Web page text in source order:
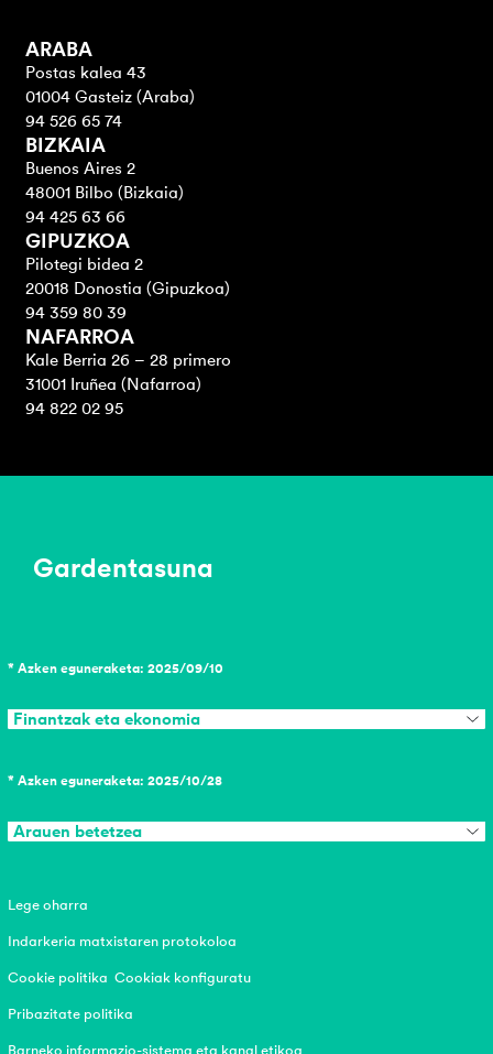
ARABA
Postas kalea 43
01004 Gasteiz (Araba)
94 526 65 74
BIZKAIA
Buenos Aires 2
48001 Bilbo (Bizkaia)
94 425 63 66
GIPUZKOA
Pilotegi bidea 2
20018 Donostia (Gipuzkoa)
94 359 80 39
NAFARROA
Kale Berria 26 – 28 primero
31001 Iruñea (Nafarroa)
94 822 02 95
Gardentasuna
* Azken eguneraketa: 2025/09/10
Finantzak eta ekonomia
* Azken eguneraketa: 2025/10/28
Arauen betetzea
Lege oharra
Indarkeria matxistaren protokoloa
Cookie politika Cookiak konfiguratu
Pribazitate politika
Barneko informazio-sistema eta kanal etikoa